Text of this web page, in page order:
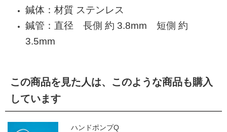
鍼体：材質 ステンレス
鍼管：直径 長側 約 3.8mm 短側 約
3.5mm
この商品を見た人は、このような商品も購入
しています
ハンドポンプQ